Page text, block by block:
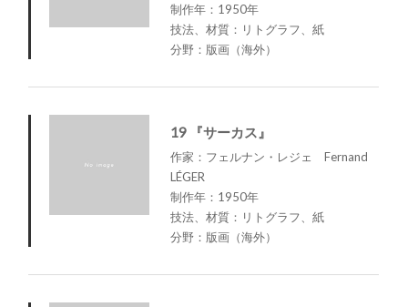
制作年：1950年
技法、材質：リトグラフ、紙
分野：版画（海外）
19 『サーカス』
作家：フェルナン・レジェ Fernand
LÉGER
制作年：1950年
技法、材質：リトグラフ、紙
分野：版画（海外）